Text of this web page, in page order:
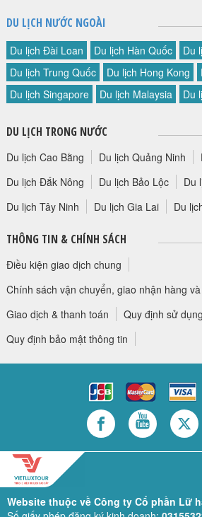
DU LỊCH NƯỚC NGOÀI
Du lịch Đài Loan Du lịch Hàn Quốc
Du
Du lịch Trung Quốc
Du lịch Hong Kong
Du lịch Singapore
Du lịch Malaysia Du
DU LỊCH TRONG NƯỚC
Du lịch Cao Bằng Du lịch Quảng Ninh
Du lịch Đắk Nông
Du lịch Bảo Lộc
Du
Du lịch Tây Ninh
Du lịch Gia Lai Du
THÔNG TIN & CHÍNH SÁCH
Điều kiện giao dịch chung
Chính sách vận chuyển, giao nhận hàng
Giao dịch & thanh toán
Quy định sử dụng
Quy định bảo mật thông tin
Website thuộc về Công ty Cổ phần Lữ